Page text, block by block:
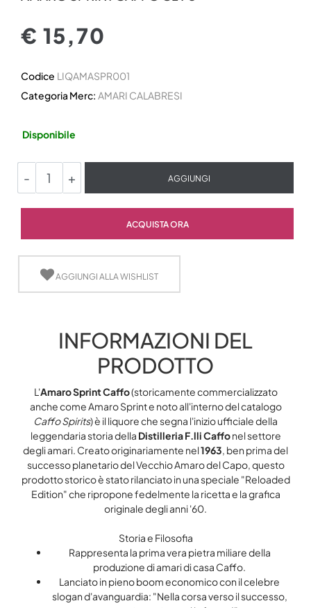
€ 15,70
Codice LIQAMASPR001
Categoria Merc: AMARI CALABRESI
Disponibile
AGGIUNGI
ACQUISTA ORA
AGGIUNGI ALLA WISHLIST
INFORMAZIONI DEL
PRODOTTO
L'Amaro Sprint Caffo(storicamente commercializzato
anche come Amaro Sprint e noto all'interno del catalogo
Caffo Spirits) è il liquore che segna l'inizio ufficiale della
leggendaria storia della Distilleria F.lli Caffonel settore
degli amari. Creato originariamente nel1963, ben prima del
successo planetario del Vecchio Amaro del Capo, questo
prodotto storico è stato rilanciato in una speciale "Reloaded
Edition" che ripropone fedelmente la ricetta e la grafica
originale degli anni '60.
Storia e Filosofia
Rappresenta la prima vera pietra miliare della
produzione di amari di casa Caffo.
Lanciato in pieno boom economico con il celebre
slogan d'avanguardia: "Nella corsa verso il successo,